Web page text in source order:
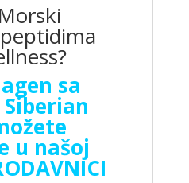
sa
u našoj